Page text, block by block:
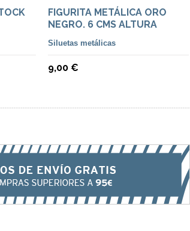
FIGURITA METÁLICA ORO
NEGRO. 6 CMS ALTURA
Siluetas metálicas
9,00 €